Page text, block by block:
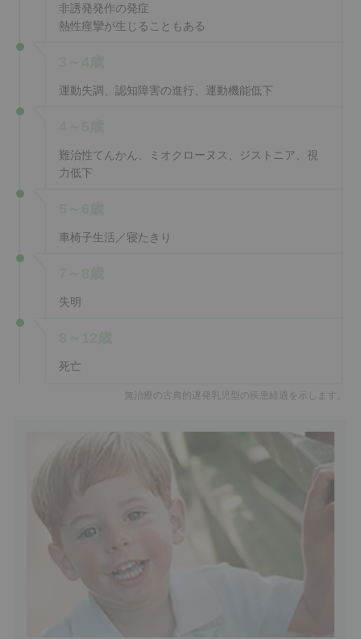
非誘発発作の発症
熱性痙攣が生じることもある
運動失調、 認知障害の進行、運動機能低下
難治性てんかん、ミオクローヌス、ジストニア、視
力低下
車椅子生活 ／寝たきり
失明
死亡
無治療の古典的遅発乳児型の疾患経過を示します。